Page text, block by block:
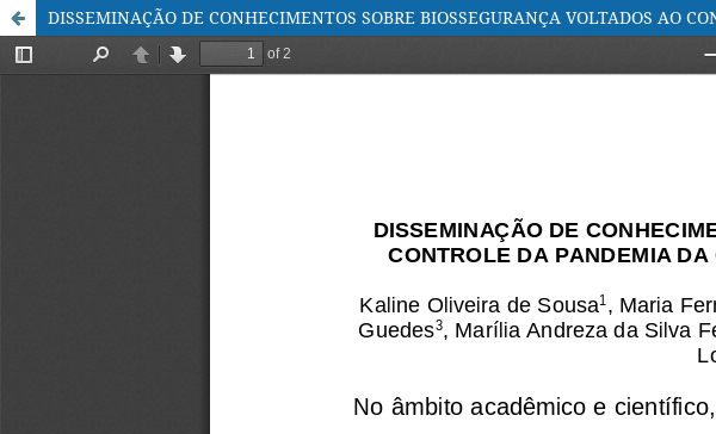
DISSEMINAÇÃO DE CONHECIMENTOS SOBRE BIOSSEGURANÇA VOLTADOS AO